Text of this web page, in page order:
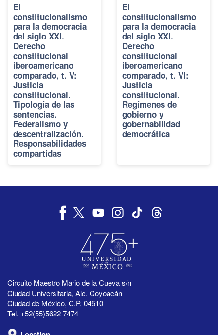
El
constitucionalismo
para la democracia
del siglo XXI.
Derecho
constitucional
iberoamericano
comparado, t. V:
Justicia
constitucional.
Tipología de las
sentencias.
Federalismo y
descentralización.
Responsabilidades
compartidas
El
constitucionalismo
para la democracia
del siglo XXI.
Derecho
constitucional
iberoamericano
comparado, t. VI:
Justicia
constitucional.
Regímenes de
gobierno y
gobernabilidad
democrática
Circuito Maestro Mario de la Cueva s/n
Ciudad Universitaria, Alc. Coyoacán
Ciudad de México, C.P. 04510
Tel. +52(55)5622 7474